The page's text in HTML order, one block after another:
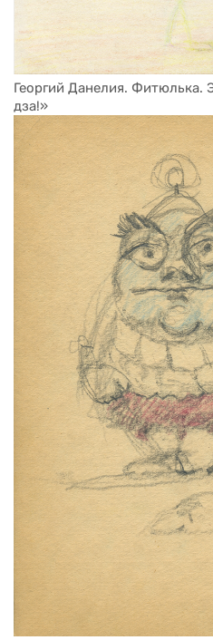
Георгий Данелия. Фитюлька.
дза!»